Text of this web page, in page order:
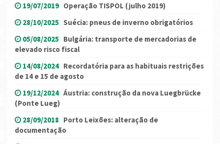
19/07/2019 Operação TISPOL (julho 2019)
28/10/2025 Suécia: pneus de inverno obrigatórios
05/08/2025 Bulgária: transporte de mercadorias de
elevado risco fiscal
14/08/2024 Recordatória para as habituais restrições
de 14 e 15 de agosto
19/12/2024 Áustria: construção da nova Luegbrücke
(Ponte Lueg)
28/09/2018 Porto Leixões: alteração de
documentação